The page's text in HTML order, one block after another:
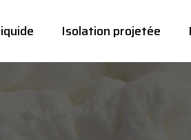
Isolation projetée